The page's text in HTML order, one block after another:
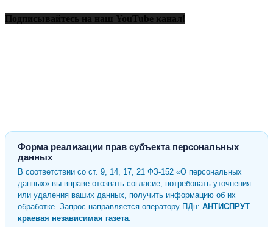
Подписывайтесь на наш YouTube канал!
Форма реализации прав субъекта персональных
данных
В соответствии со ст. 9, 14, 17, 21 ФЗ-152 «О персональных
данных» вы вправе отозвать согласие, потребовать уточнения
или удаления ваших данных, получить информацию об их
обработке. Запрос направляется оператору ПДн: АНТИСПРУТ
краевая независимая газета.